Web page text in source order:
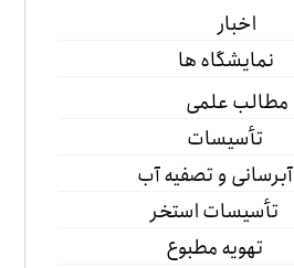
اخبار
نمایشگاه ها
مطالب علمی
تأسیسات
آبرسانی و تصفیه آب
تأسیسات استخر
تهویه مطبوع